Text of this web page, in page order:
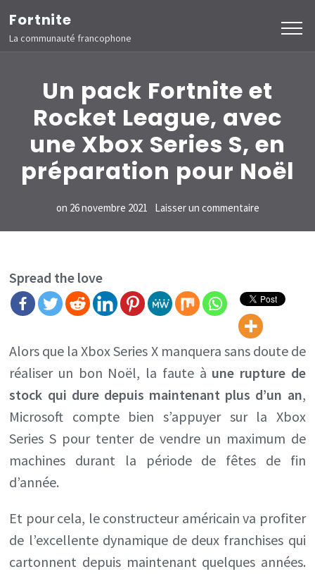
Aller
au
contenu
Fortnite
La communauté francophone
Un pack Fortnite et
Rocket League, avec
une Xbox Series S, en
préparation pour Noël
on 26 novembre 2021 Laisser un commentairesur
Un
et
Rocket
une
Xbox
pour
Noël
Spread the love
Alors que la Xbox Series X manquera sans doute de
réaliser un bon Noël, la faute à une rupture de
stock qui dure depuis maintenant plus d’un an,
Microsoft compte bien s’appuyer sur la Xbox
Series S pour tenter de vendre un maximum de
machines durant la période de fêtes de fin
d’année.
Et pour cela, le constructeur américain va profiter
de l’excellente dynamique de deux franchises qui
cartonnent depuis maintenant quelques années.